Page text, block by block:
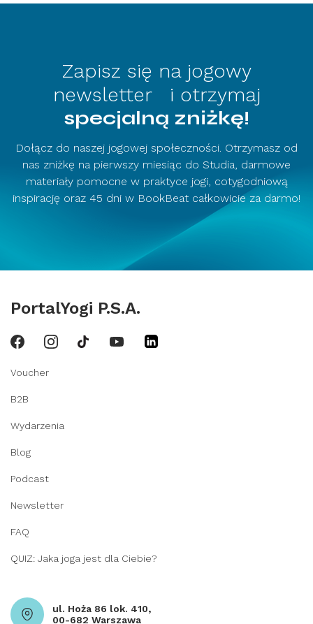
Zapisz się na jogowy
newsletter i otrzymaj
specjalną zniżkę!
Dołącz do naszej jogowej społeczności. Otrzymasz od
nas zniżkę na pierwszy miesiąc do Studia, darmowe
materiały pomocne w praktyce jogi, cotygodniową
inspirację oraz 45 dni w BookBeat całkowicie za darmo!
PortalYogi P.S.A.
Voucher
B2B
Wydarzenia
Blog
Podcast
Newsletter
FAQ
QUIZ: Jaka joga jest dla Ciebie?
ul. Hoża 86 lok. 410,
00-682 Warszawa